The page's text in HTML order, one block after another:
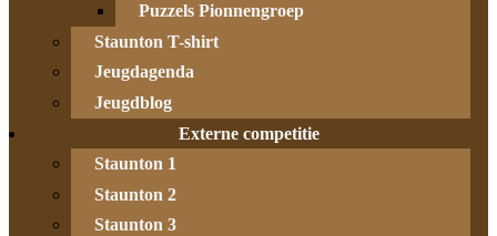
Puzzels Pionnengroep
Staunton T-shirt
Jeugdagenda
Jeugdblog
Externe competitie
Staunton 1
Staunton 2
Staunton 3